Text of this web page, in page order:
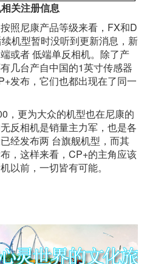
关注册信息
照尼康产品等级来看，FX和D
机型暂时没听到更新消息，新
或者 低端单反相机。除了产
几台产自中国的1英寸传感器
发布，它们也都出现在了同一
，更为大众的机型也在尼康的
反相机是销量主力军，也是各
经发布两 台旗舰机型，而其
，这样来看，CP+的主角应该
以前，一切皆有可能。